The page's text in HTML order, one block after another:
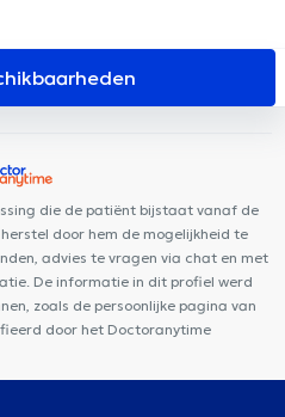
Dental Plan
Chiropratique Bruxelles
Centre Médical Borrens
Glycine et Lilas
Centre
die de patiënt bijstaat vanaf de
door hem de mogelijkheid te
advies te vragen via chat en met
De informatie in dit profiel werd
zoals de persoonlijke pagina van
door het Doctoranytime